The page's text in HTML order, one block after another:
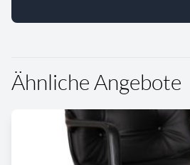
Ähnliche Angebote